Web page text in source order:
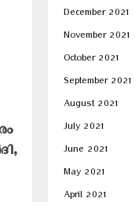
December 2021
November 2021
October 2021
September 2021
August 2021
July 2021
June 2021
May 2021
April 2021